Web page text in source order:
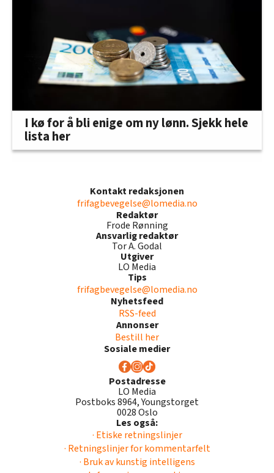
I kø for å bli enige om ny lønn. Sjekk hele
lista her
Kontakt redaksjonen
frifagbevegelse@lomedia.no
Redaktør
Frode Rønning
Ansvarlig redaktør
Tor A. Godal
Utgiver
LO Media
Tips
frifagbevegelse@lomedia.no
Nyhetsfeed
RSS-feed
Annonser
Bestill her
Sosiale medier
Postadresse
LO Media
Postboks 8964, Youngstorget
0028 Oslo
Les også:
· Etiske retningslinjer
· Retningslinjer for kommentarfelt
· Bruk av kunstig intelligens